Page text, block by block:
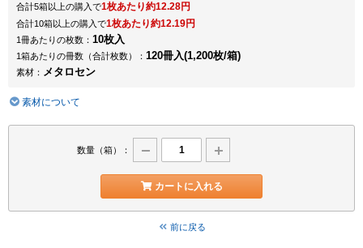
合計5箱以上の購入で1枚あたり約12.28円
合計10箱以上の購入で1枚あたり約12.19円
1冊あたりの枚数： 10枚入
1箱あたりの冊数（合計枚数）： 120冊入(1,200枚/箱)
素材： メタロセン
素材について
数量（箱）：
カートに入れる
前に戻る